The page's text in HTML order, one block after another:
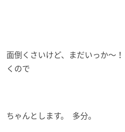
面倒くさいけど、まだいっか～
くので
ちゃんとします。 多分。